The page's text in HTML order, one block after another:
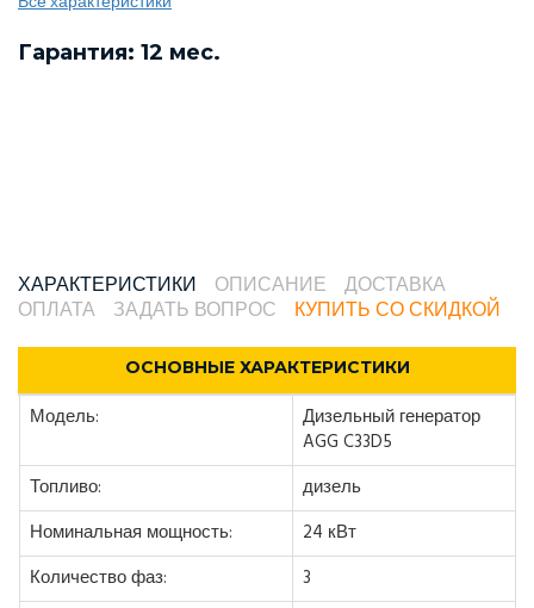
Гарантия: 12 мес.
ХАРАКТЕРИСТИКИ ОПИСАНИЕ
ДОСТАВКА
ОПЛАТА
ЗАДАТЬ ВОПРОС КУПИТЬ СО СКИДКОЙ
ОСНОВНЫЕ ХАРАКТЕРИСТИКИ
Модель:
Дизельный генератор
AGG C33D5
Топливо:
дизель
Номинальная мощность:
24 кВт
Количество фаз:
3